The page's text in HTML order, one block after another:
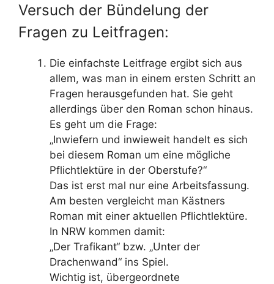
Versuch der Bündelung der
Fragen zu Leitfragen:
Die einfachste Leitfrage ergibt sich aus
allem, was man in einem ersten Schritt an
Fragen herausgefunden hat. Sie geht
allerdings über den Roman schon hinaus.
Es geht um die Frage:
„Inwiefern und inwieweit handelt es sich
bei diesem Roman um eine mögliche
Pflichtlektüre in der Oberstufe?“
Das ist erst mal nur eine Arbeitsfassung.
Am besten vergleicht man Kästners
Roman mit einer aktuellen Pflichtlektüre.
In NRW kommen damit:
„Der Trafikant“ bzw. „Unter der
Drachenwand“ ins Spiel.
Wichtig ist, übergeordnete